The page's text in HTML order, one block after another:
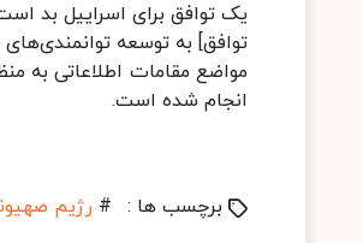
یک توافق برای اسراییل بد
توافق] به توسعه
مواضع مقامات اطلاعاتی به
انجام شده است.
برچسب ها : # رژیم